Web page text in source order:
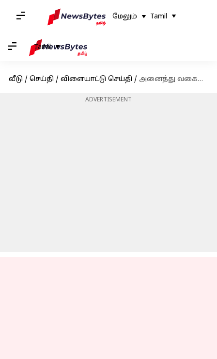
மேலும் Tamil
Tamil
வீடு / செய்தி / விளையாட்டு செய்தி / அனைத்து வகையான கிரிக்கெட்டில் இருந்தும் ஓய்வு! 2007 உலகக்கோப்பை நாயகன் ஜோகிந்தர் சர்மா அறிவிப்பு!
ADVERTISEMENT